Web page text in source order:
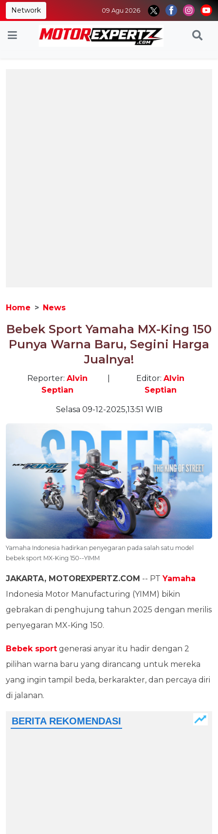
Network 09 Agu 2026
Home News
Bebek Sport Yamaha MX-King 150
Punya Warna Baru, Segini Harga
Jualnya!
Reporter: Alvin
Septian
Editor:Alvin
Septian
Selasa 09-12-2025,13:51 WIB
Yamaha Indonesia hadirkan penyegaran pada salah satu model
bebek sport MX-King 150--YIMM
JAKARTA, MOTOREXPERTZ.COM -- PTYamaha
Indonesia Motor Manufacturing (YIMM) bikin
gebrakan di penghujung tahun 2025 dengan merilis
penyegaran MX-King 150.
Bebek sport generasi anyar itu hadir dengan 2
pilihan warna baru yang dirancang untuk mereka
yang ingin tampil beda, berkarakter, dan percaya diri
di jalanan.